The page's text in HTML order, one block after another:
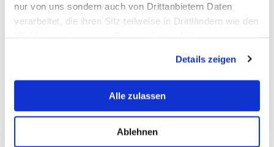
nur von uns sondern auch von Drittanbietern Daten
verarbeitet, die ihren Sitz teilweise in Drittländern wie den
erklären Ihnen genau, was eine Datenübermittlung in die
USA bedeuten kann.
Details zeigen
Alle zulassen
Ablehnen
Drei MCI Stationen bei